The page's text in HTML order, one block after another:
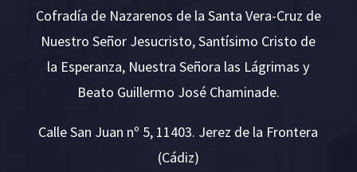
Cofradía de Nazarenos de la Santa Vera-Cruz de
Nuestro Señor Jesucristo, Santísimo Cristo de
la Esperanza, Nuestra Señora las Lágrimas y
Beato Guillermo José Chaminade.
Calle San Juan nº 5, 11403. Jerez de la Frontera
(Cádiz)